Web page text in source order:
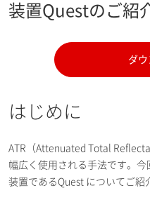
装置Questのご紹
ダウ
はじめに
ATR（Attenuated Total
幅広く使用される手法です。今
装置であるQuest についてご紹